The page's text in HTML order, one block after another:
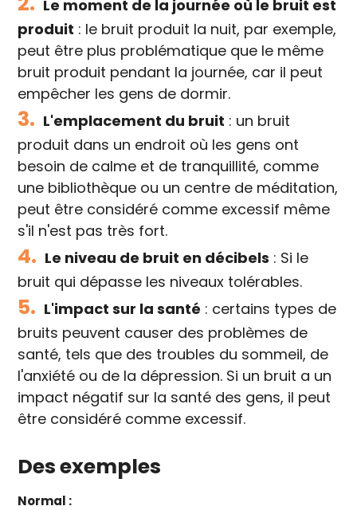
Le moment de la journée où le bruit est
produit : le bruit produit la nuit, par exemple,
peut être plus problématique que le même
bruit produit pendant la journée, car il peut
empêcher les gens de dormir.
3. L'emplacement du bruit : un bruit
produit dans un endroit où les gens ont
besoin de calme et de tranquillité, comme
une bibliothèque ou un centre de méditation,
peut être considéré comme excessif même
s'il n'est pas très fort.
4. Le niveau de bruit en décibels : Si le
bruit qui dépasse les niveaux tolérables.
5. L'impact sur la santé : certains types de
bruits peuvent causer des problèmes de
santé, tels que des troubles du sommeil, de
l'anxiété ou de la dépression. Si un bruit a un
impact négatif sur la santé des gens, il peut
être considéré comme excessif.
Des exemples
Normal :